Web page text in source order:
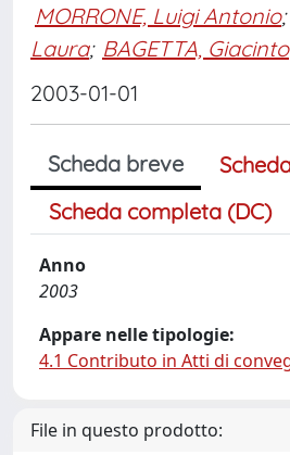
MORRONE, Luigi Antonio;
Laura; BAGETTA, Giacinto
2003-01-01
Scheda breve
Scheda completa (DC)
Anno
2003
Appare nelle tipologie:
4.1 Contributo in Atti di
File in questo prodotto: